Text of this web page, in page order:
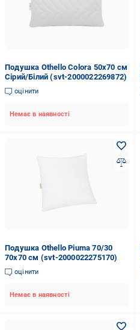
Подушка Othello Colora 50х70 см
Сірий/Білий (svt-2000022269872)
оцінити
Немає в наявності
Подушка Othello Piuma 70/30
70х70 см (svt-2000022275170)
оцінити
Немає в наявності